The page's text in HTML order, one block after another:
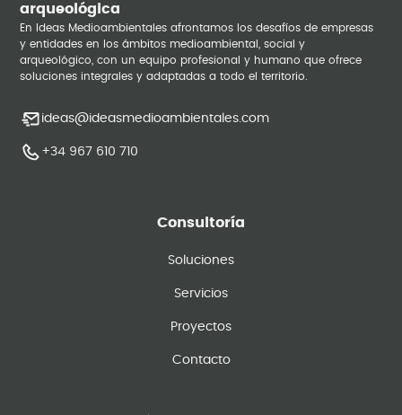
arqueológica
En Ideas Medioambientales afrontamos los desafíos de empresas
y entidades en los ámbitos medioambiental, social y
arqueológico, con un equipo profesional y humano que ofrece
soluciones integrales y adaptadas a todo el territorio.
ideas@ideasmedioambientales.com
+34 967 610 710
Consultoría
Soluciones
Servicios
Proyectos
Contacto